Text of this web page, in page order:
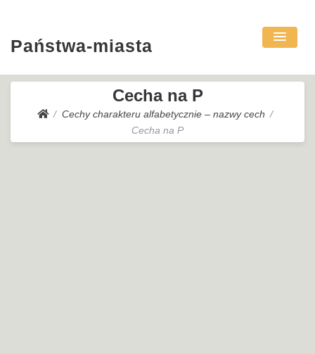
Państwa-miasta
Cecha na P
Cechy charakteru alfabetycznie – nazwy cech
Cecha na P